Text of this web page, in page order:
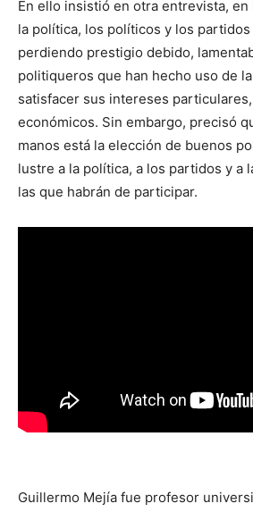
En ello insistió en otra entrevista, en
la política, los políticos y los
perdiendo prestigio debido,
politiqueros que han hecho uso de
satisfacer sus intereses
económicos. Sin embargo, precisó
manos está la elección de buenos
lustre a la política, a los partidos y a
las que habrán de participar.
Guillermo Mejía fue profesor